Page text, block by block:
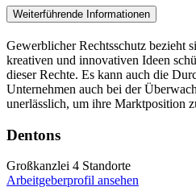
Weiterführende Informationen
Gewerblicher Rechtsschutz bezieht
kreativen und innovativen Ideen
dieser Rechte. Es kann auch die
Unternehmen auch bei der
unerlässlich, um ihre Marktposition
Dentons
Großkanzlei 4 Standorte
Arbeitgeberprofil ansehen